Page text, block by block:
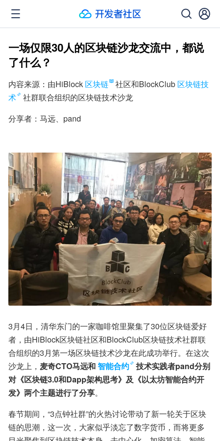
一场仅限30人的区块链沙龙交流中，都说
了什么？
内容来源：由HiBlock 区块链 社区和BlockClub 区块链技
术
社群联合组织的区块链技术沙龙
分享者：马远、pand
3月4日，清华东门的一家咖啡馆里聚集了30位区块链爱好
者，由HiBlock区块链社区和BlockClub区块链技术社群联
合组织的3月第一场区块链技术沙龙在此成功举行。在这次
沙龙上， 麦奇CTO马远和智能合约
技术实践者pand分别
对《区块链3.0和Dapp架构思考》及《以太坊智能合约开
发》两个主题进行了分享。
春节期间，“3点钟社群”的火热讨论带动了新一轮关于区块
链的思潮，这一次，大家似乎淡忘了数字货币，而将更多